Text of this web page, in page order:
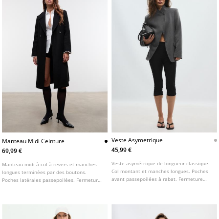
Manteau Midi Ceinture
69,99 €
Manteau midi à col à revers et manches
longues terminées par des boutons.
Poches latérales passepoilées. Fermeture
Veste Asymetrique
45,99 €
Veste asymétrique de longueur classique.
Col montant et manches longues. Poches
avant passepoilées à rabat. Fermeture